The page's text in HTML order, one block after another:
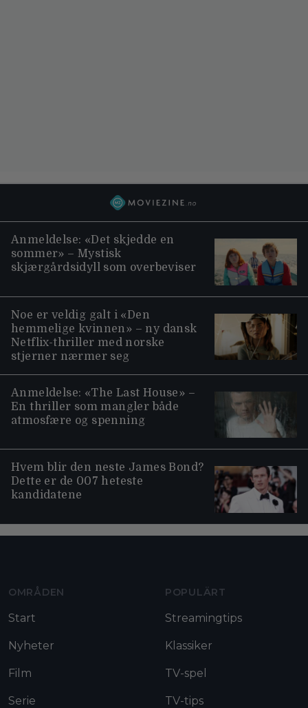
Anmeldelse: «Det skjedde en
sommer» – Mystisk
skjærgårdsidyll som overbeviser
Noe er veldig galt i «Den
hemmelige kvinnen» – ny dansk
Netflix-thriller med norske
stjerner nærmer seg
Anmeldelse: «The Last House» –
En thriller som mangler både
atmosfære og spenning
Hvem blir den neste James Bond?
Dette er de 007 heteste
kandidatene
OMRÅDEN
Start
Nyheter
Film
Serie
POPULÄRT
Streamingtips
Klassiker
TV-spel
TV-tips